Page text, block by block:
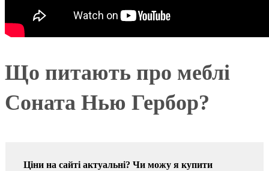
Що питають про меблі
Соната Нью Гербор?
Ціни на сайті актуальні? Чи можу я купити